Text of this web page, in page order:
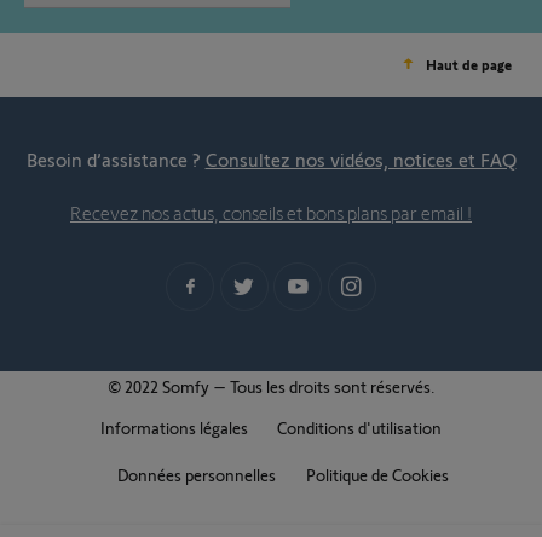
Haut de page
Besoin d’assistance ? Consultez nos vidéos, notices et FAQ
Recevez nos actus, conseils et bons plans par email !
© 2022 Somfy – Tous les droits sont réservés.
Informations légales
Conditions d'utilisation
Données personnelles Politique de Cookies